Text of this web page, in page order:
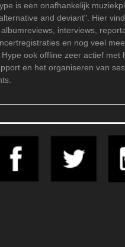
is een onafhankelijk
and deviant". Hier
interviews,
en nog veel
ook offline zeer actief met
en het organiseren van